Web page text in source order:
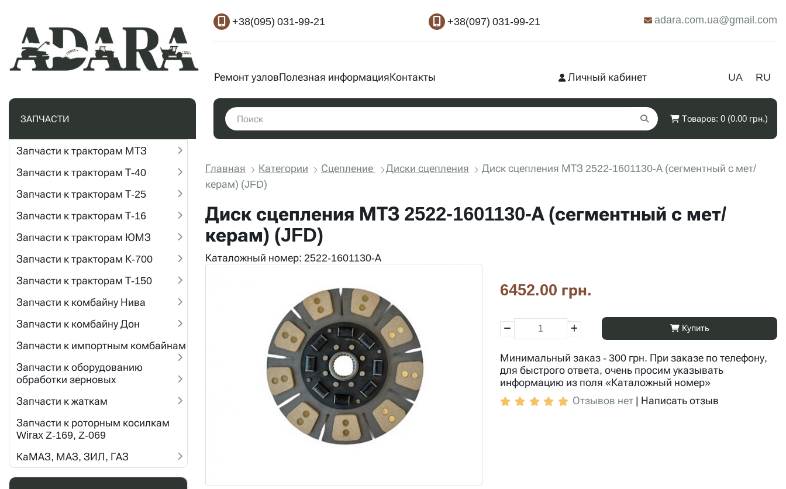
+38(095) 031-99-21 +38(097) 031-99-21 adara.com.ua@gmail.com
Ремонт узловПолезная информацияКонтакты UA RU
Личный кабинет
ЗАПЧАСТИ Товаров: 0 (0.00 грн.)
Запчасти к тракторам МТЗ
Запчасти к тракторам Т-40
Запчасти к тракторам Т-25
Запчасти к тракторам Т-16
Запчасти к тракторам ЮМЗ
Запчасти к тракторам К-700
Запчасти к тракторам Т-150
Запчасти к комбайну Нива
Запчасти к комбайну Дон
Запчасти к импортным комбайнам
Запчасти к оборудованию
обработки зерновых
Запчасти к жаткам
Запчасти к роторным косилкам
Wirax Z-169, Z-069
КаМАЗ, МАЗ, ЗИЛ, ГАЗ
Главная Категории Сцепление Диски сцепления
Диск сцепления МТЗ 2522-1601130-А (сегментный с мет/
керам) (JFD)
Диск сцепления МТЗ 2522-1601130-А (сегментный с мет/
керам) (JFD)
Каталожный номер: 2522-1601130-А
6452.00 грн.
Купить
Минимальный заказ - 300 грн. При заказе по телефону,
для быстрого ответа, очень просим указывать
информацию из поля «Каталожный номер»
Отзывов нет | Написать отзыв